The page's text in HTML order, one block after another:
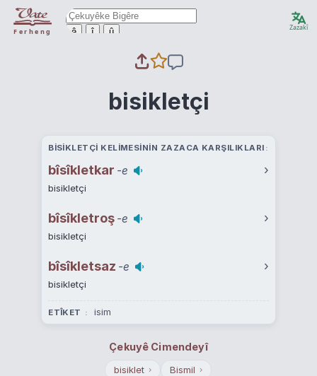
Ferheng ê î û Zazakî
bisikletçi
BISIKLETÇI KELIMESININ ZAZACA KARŞILIKLARI
bîsîkletkar -e ›
bisikletçi
bîsîkletroş -e ›
bisikletçi
bîsîkletsaz -e ›
bisikletçi
ETÎKET isim
Çekuyê Cimendeyî
bisiklet › Bismil ›